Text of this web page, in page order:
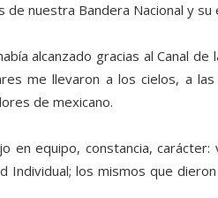
nuestra Bandera Nacional y su
alcanzado gracias al Canal de
me llevaron a los cielos, a
de mexicano.
en equipo, constancia,
Individual; los mismos que